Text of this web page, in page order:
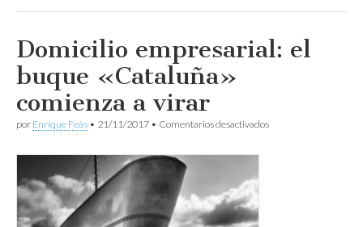
Domicilio empresarial: el
buque «Cataluña»
comienza a virar
por Enrique Feás • 21/11/2017 • Comentarios desactivadosen